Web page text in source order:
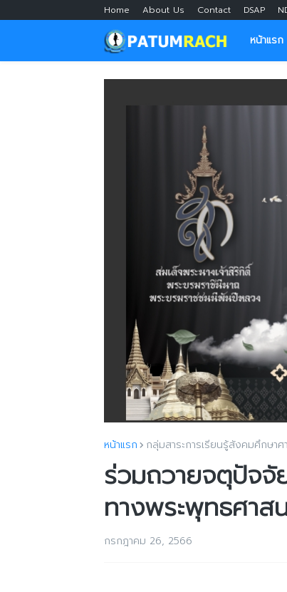
Home About Us Contact DSAP
หน้าแรก
หน้าแรก กลุ่มสาระการเรียนรู้สังคมศึกษา
ร่วมถวายจตุปัจ
ทางพระพุทธศาส
กรกฎาคม 26, 2566